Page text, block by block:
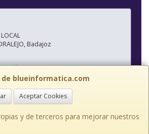
de blueinformatica.com
Aceptar Cookies
y de terceros para mejorar nuestros
,Badajoz